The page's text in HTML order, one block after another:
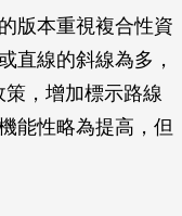
版本重視複合性資
直線的斜線為多，
，增加標示路線
能性略為提高，但